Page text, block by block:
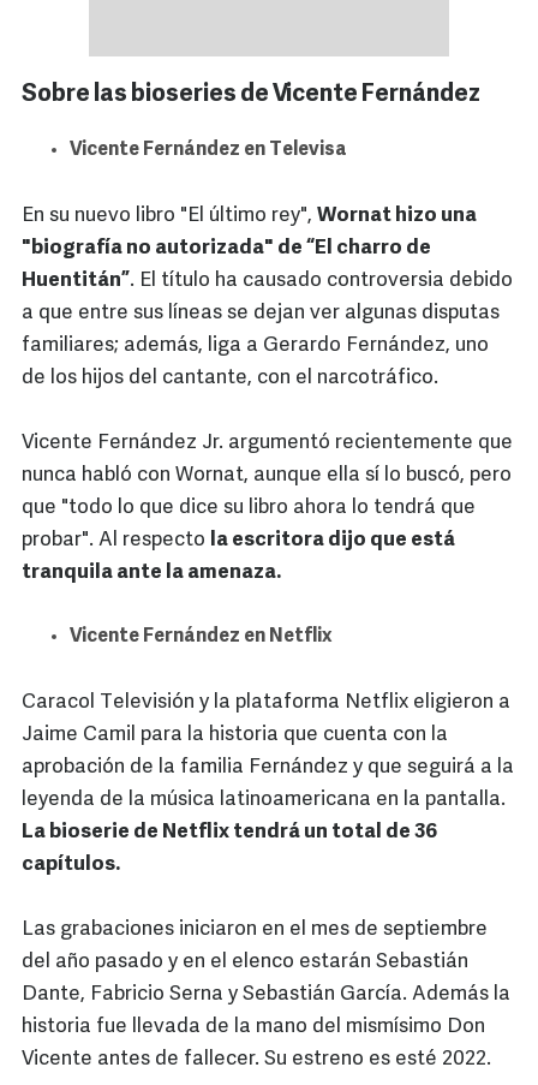
Sobre las bioseries de Vicente Fernández
Vicente Fernández en Televisa
En su nuevo libro "El último rey", Wornat hizo una
"biografía no autorizada" de “El charro de
Huentitán”. El título ha causado controversia debido
a que entre sus líneas se dejan ver algunas disputas
familiares; además, liga a Gerardo Fernández, uno
de los hijos del cantante, con el narcotráfico.
Vicente Fernández Jr. argumentó recientemente que
nunca habló con Wornat, aunque ella sí lo buscó, pero
que "todo lo que dice su libro ahora lo tendrá que
probar". Al respecto la escritora dijo que está
tranquila ante la amenaza.
Vicente Fernández en Netflix
Caracol Televisión y la plataforma Netflix eligieron a
Jaime Camil para la historia que cuenta con la
aprobación de la familia Fernández y que seguirá a la
leyenda de la música latinoamericana en la pantalla.
La bioserie de Netflix tendrá un total de 36
capítulos.
Las grabaciones iniciaron en el mes de septiembre
del año pasado y en el elenco estarán Sebastián
Dante, Fabricio Serna y Sebastián García. Además la
historia fue llevada de la mano del mismísimo Don
Vicente antes de fallecer. Su estreno es esté 2022.